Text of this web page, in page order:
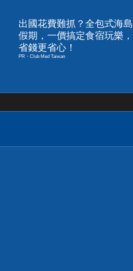
出國花費難抓？全包式海島
假期，一價搞定食宿玩樂，
省錢更省心！
PR・Club Med Taiwan